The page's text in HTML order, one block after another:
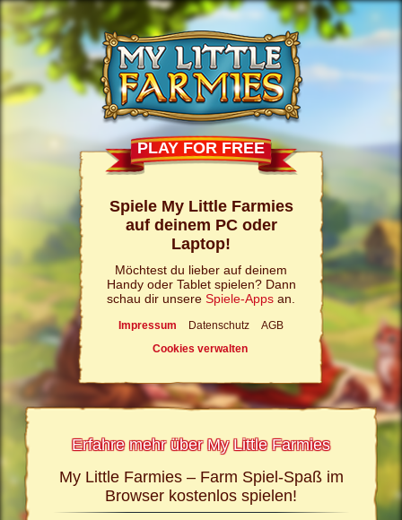
PLAY FOR FREE
Spiele My Little Farmies
auf deinem PC oder
Laptop!
Möchtest du lieber auf deinem
Handy oder Tablet spielen? Dann
schau dir unsere Spiele-Apps an.
Impressum Datenschutz
AGB
Cookies verwalten
Erfahre mehr über My Little Farmies
My Little Farmies – Farm Spiel-Spaß im
Browser kostenlos spielen!
Die